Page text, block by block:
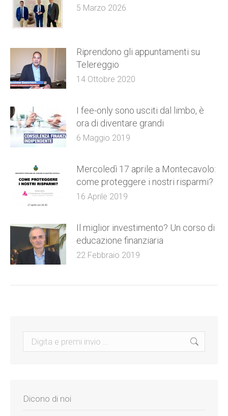
5 Marzo 2026
Riprendono gli appuntamenti su
Telereggio
14 Ottobre 2020
I fee-only sono usciti dal limbo, è
ora di diventare grandi
6 Maggio 2019
Mercoledì 17 aprile a Montecavolo:
come proteggere i nostri risparmi?
16 Aprile 2019
Il miglior investimento? Un corso di
educazione finanziaria
22 Febbraio 2019
Search:
Dicono di noi